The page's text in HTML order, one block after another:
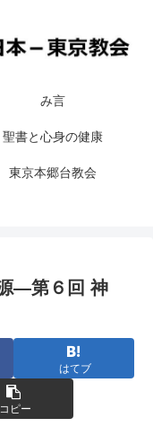
み言
聖書と心身の健康
東京本郷台教会
―第６回 神
はてブ
コピー